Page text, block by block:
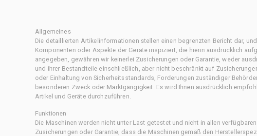
Allgemeines
Die detaillierten Artikelinformationen stellen einen begrenzten Bericht dar,
Komponenten oder Aspekte der Geräte inspiziert, die hierin ausdrücklich
angegeben, gewähren wir keinerlei Zusicherungen oder Garantie, weder
und ihrer Bestandteile einschließlich, aber nicht beschränkt auf
oder Einhaltung von Sicherheitsstandards, Forderungen zuständiger
besonderen Zweck oder Marktgängigkeit. Es wird Ihnen ausdrücklich
Artikel und Geräte durchzuführen.
Funktionen
Die Maschinen werden nicht unter Last getestet und nicht in allen
Zusicherungen oder Garantie, dass die Maschinen gemäß den